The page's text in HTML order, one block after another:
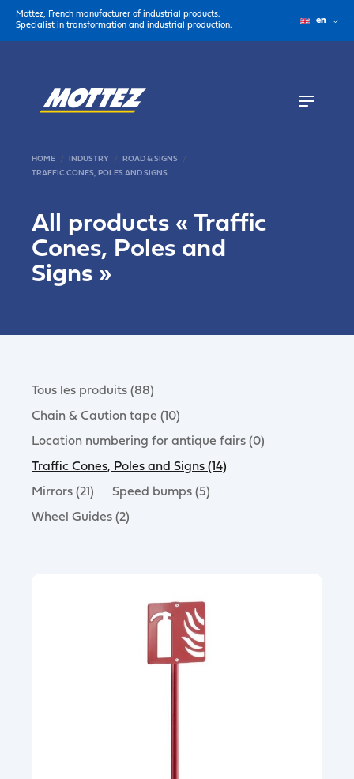
Mottez, French manufacturer of industrial products.
Specialist in transformation and industrial production.
en
HOME INDUSTRY
ROAD & SIGNS
TRAFFIC CONES, POLES AND SIGNS
All products « Traffic
Cones, Poles and
Signs »
Tous les produits (88)
Chain & Caution tape (10)
Location numbering for antique fairs (0)
Traffic Cones, Poles and Signs (14)
Mirrors (21)
Speed bumps (5)
Wheel Guides (2)